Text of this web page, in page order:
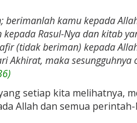
berimanlah kamu kepada
kepada Rasul-Nya dan kitab
(tidak beriman) kepada
Akhirat, maka sesungguhnya
setiap kita melihatnya,
Allah dan semua perintah-